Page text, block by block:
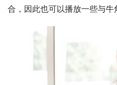
合，因此也可以播放一些与牛